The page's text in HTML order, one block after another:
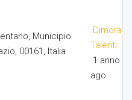
Municipio
00161, Italia
Dimora
Talenti
1 anno
ago